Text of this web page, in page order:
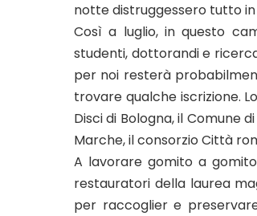
notte distruggessero tutto
Così a luglio, in questo
studenti, dottorandi e
per noi resterà
trovare qualche iscrizione.
Disci di Bologna, il Comune
Marche, il consorzio Città
A lavorare gomito a
restauratori della laurea
per raccoglier e